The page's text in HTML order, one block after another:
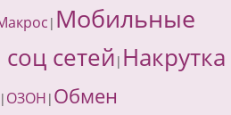
| Мобильные
сетей | Накрутка
| ОЗОН | Обмен